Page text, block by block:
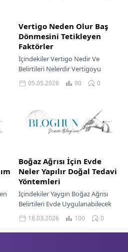
Vertigo Neden Olur Baş
Dönmesini Tetikleyen
Faktörler
İçindekiler Vertigo Nedir Ve
Belirtileri Nelerdir Vertigoyu
Tetikleyen Yaygın Faktörler Tedavi
Yöntemleri Ve Baş Dönmesiyle
05.05.2026 90 0
Boğaz Ağrısı İçin Evde
Neler Yapılır Doğal Tedavi
Yöntemleri
İçindekiler Yaygın Boğaz Ağrısı
Belirtileri Evde Uygulanabilecek
Doğal Tedavi Yöntemleri Ne Zaman
Doktora Gidilmeli Boğaz ağrısı, yılın
herhangi bir zamanında...
18.03.2026 100 0